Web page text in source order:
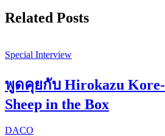
Related Posts
Special Interview
พูดคุยกับ Hirokazu Kore-
Sheep in the Box
DACO